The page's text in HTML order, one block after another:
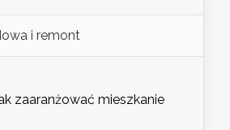
i remont
zaaranżować mieszkanie